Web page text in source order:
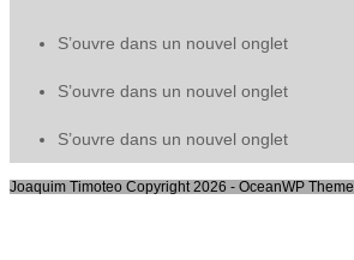
S’ouvre dans un nouvel onglet
S’ouvre dans un nouvel onglet
S’ouvre dans un nouvel onglet
Joaquim Timoteo Copyright 2026 - OceanWP Theme